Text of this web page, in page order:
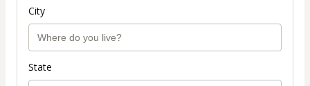
City
State